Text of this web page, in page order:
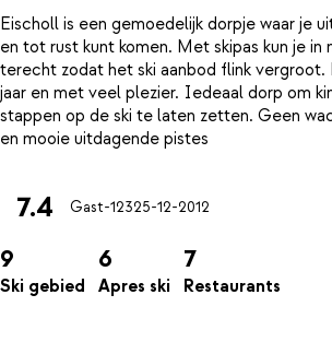
Eischoll is een gemoedelijk dorpje waar je
en tot rust kunt komen. Met skipas kun je in
terecht zodat het ski aanbod flink vergroot.
jaar en met veel plezier. Iedeaal dorp om
stappen op de ski te laten zetten. Geen
7.4 Gast-12325-12-2012
9
Ski gebied
6
Apres ski
7
Restaurants